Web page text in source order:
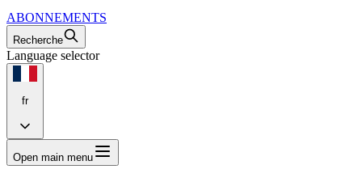
ABONNEMENTS
Recherche
Language selector
fr
Open main menu